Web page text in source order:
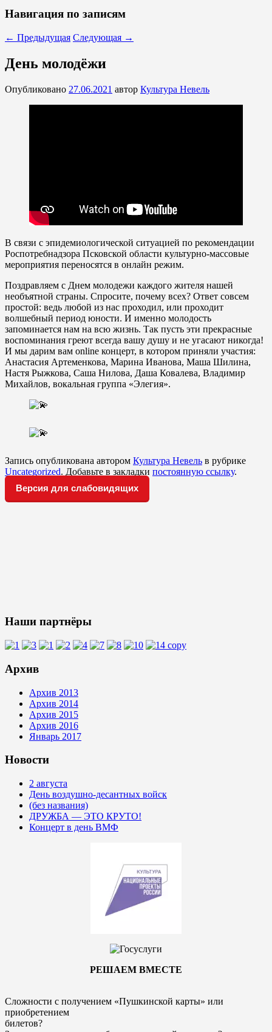
Навигация по записям
← Предыдущая Следующая →
День молодёжи
Опубликовано 27.06.2021 автор Культура Невель
В связи с эпидемиологической ситуацией по рекомендации
Роспотребнадзора Псковской области культурно-массовые
мероприятия переносятся в онлайн режим.
Поздравляем с Днем молодежи каждого жителя нашей
необъятной страны. Спросите, почему всех? Ответ совсем
простой: ведь любой из нас проходил, или проходит
волшебный период юности. И именно молодость
запоминается нам на всю жизнь. Так пусть эти прекрасные
воспоминания греют всегда вашу душу и не угасают никогда!
И мы дарим вам online концерт, в котором приняли участия:
Анастасия Артеменкова, Марина Иванова, Маша Шилина,
Настя Рыжкова, Саша Нилова, Даша Ковалева, Владимир
Михайлов, вокальная группа «Элегия».
Запись опубликована автором Культура Невель в рубрике
Uncategorized. Добавьте в закладки постоянную ссылку.
Версия для слабовидящих
Наши партнёры
Архив
Архив 2013
Архив 2014
Архив 2015
Архив 2016
Январь 2017
Новости
2 августа
День воздушно-десантных войск
(без названия)
ДРУЖБА — ЭТО КРУТО!
Концерт в день ВМФ
РЕШАЕМ ВМЕСТЕ
Сложности с получением «Пушкинской карты» или
приобретением
билетов?